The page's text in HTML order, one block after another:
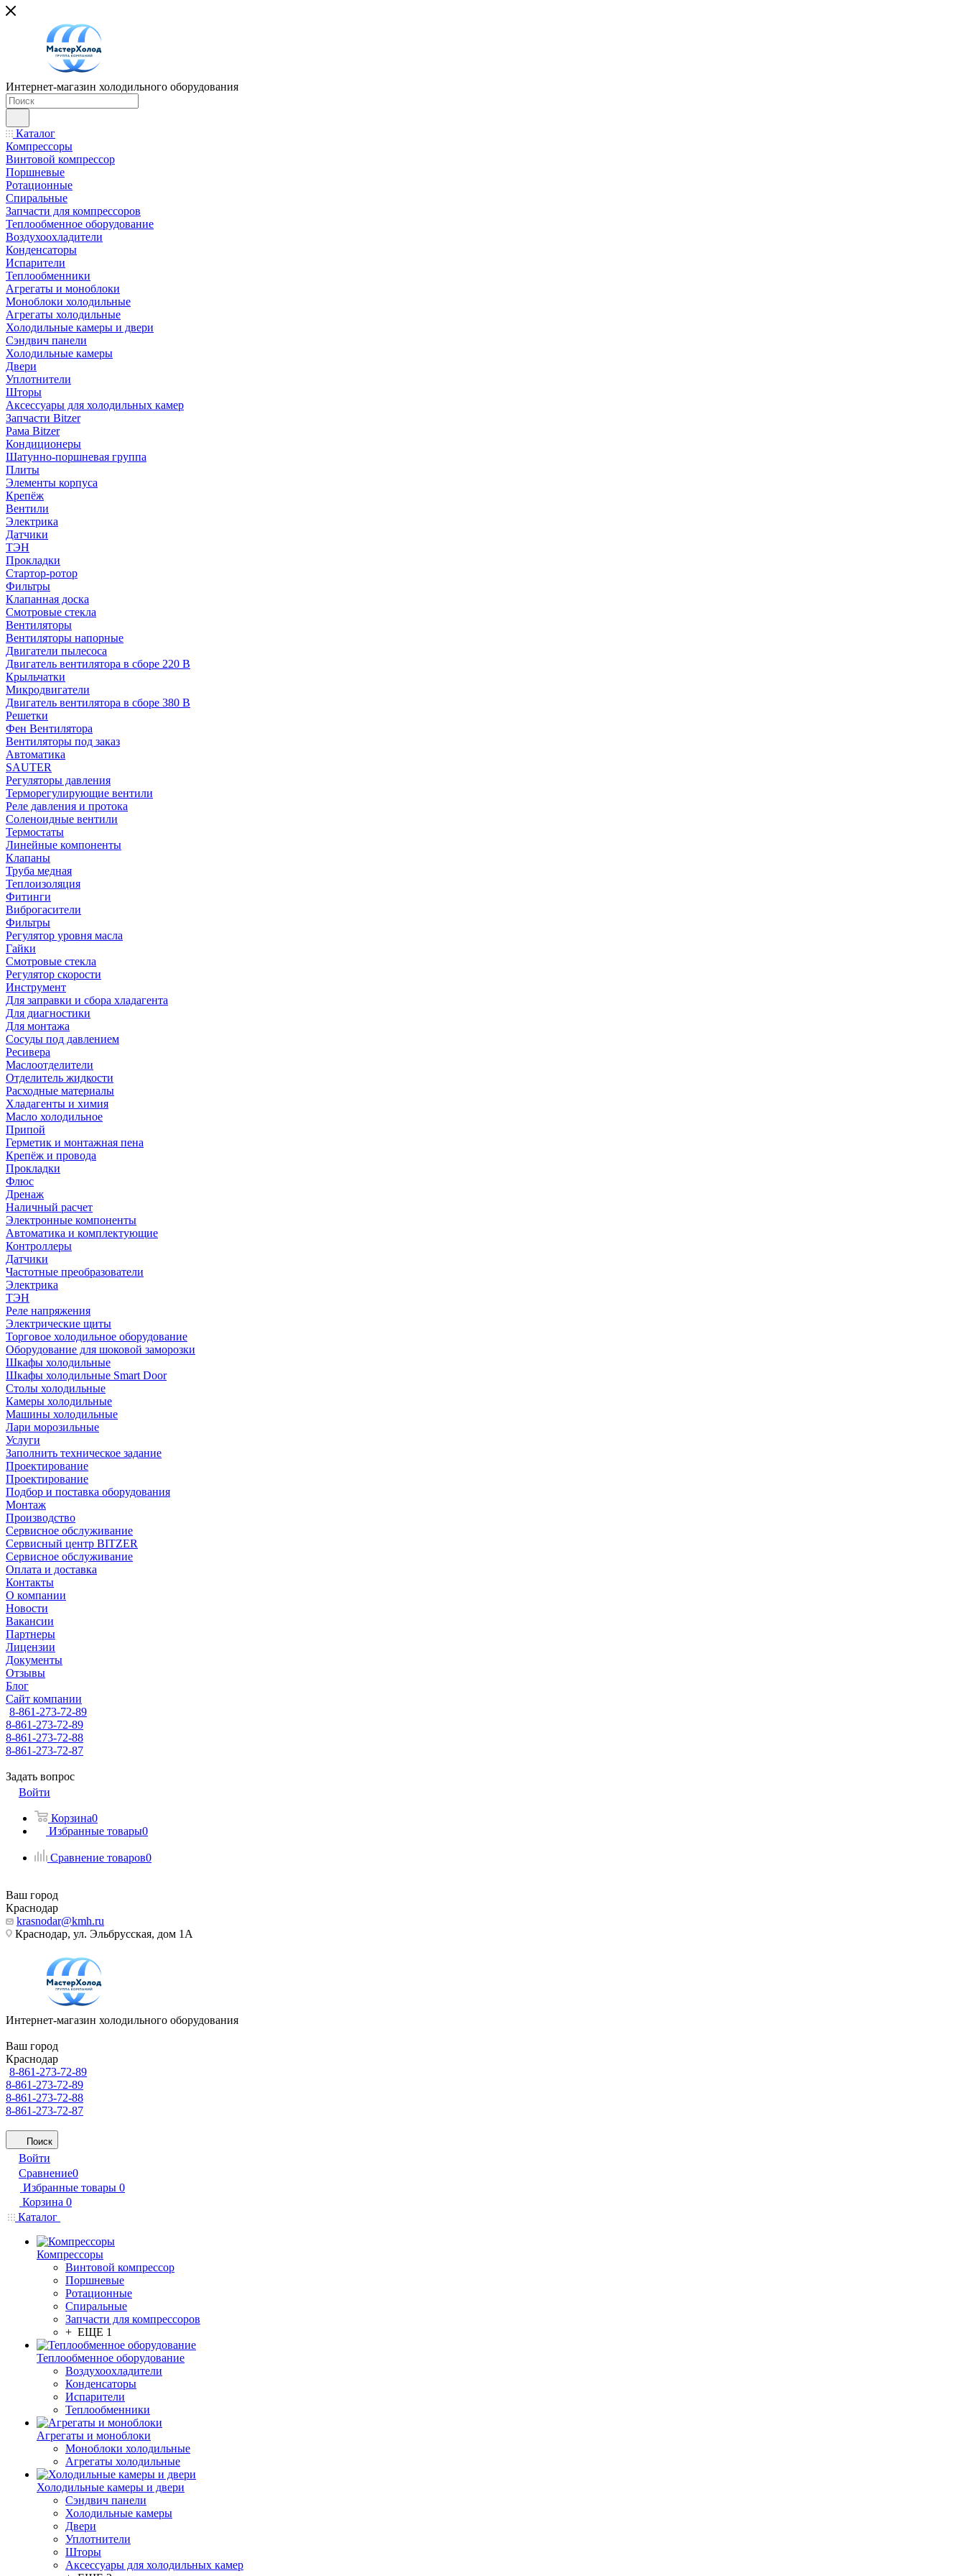
Интернет-магазин холодильного оборудования
Каталог
Компрессоры
Винтовой компрессор
Поршневые
Ротационные
Спиральные
Запчасти для компрессоров
Теплообменное оборудование
Воздухоохладители
Конденсаторы
Испарители
Теплообменники
Агрегаты и моноблоки
Моноблоки холодильные
Агрегаты холодильные
Холодильные камеры и двери
Сэндвич панели
Холодильные камеры
Двери
Уплотнители
Шторы
Аксессуары для холодильных камер
Запчасти Bitzer
Рама Bitzer
Кондиционеры
Шатунно-поршневая группа
Плиты
Элементы корпуса
Крепёж
Вентили
Электрика
Датчики
ТЭН
Прокладки
Стартор-ротор
Фильтры
Клапанная доска
Смотровые стекла
Вентиляторы
Вентиляторы напорные
Двигатели пылесоса
Двигатель вентилятора в сборе 220 В
Крыльчатки
Микродвигатели
Двигатель вентилятора в сборе 380 В
Решетки
Фен Вентилятора
Вентиляторы под заказ
Автоматика
SAUTER
Регуляторы давления
Терморегулирующие вентили
Реле давления и протока
Соленоидные вентили
Термостаты
Линейные компоненты
Клапаны
Труба медная
Теплоизоляция
Фитинги
Виброгасители
Фильтры
Регулятор уровня масла
Гайки
Смотровые стекла
Регулятор скорости
Инструмент
Для заправки и сбора хладагента
Для диагностики
Для монтажа
Сосуды под давлением
Ресивера
Маслоотделители
Отделитель жидкости
Расходные материалы
Хладагенты и химия
Масло холодильное
Припой
Герметик и монтажная пена
Крепёж и провода
Прокладки
Флюс
Дренаж
Наличный расчет
Электронные компоненты
Автоматика и комплектующие
Контроллеры
Датчики
Частотные преобразователи
Электрика
ТЭН
Реле напряжения
Электрические щиты
Торговое холодильное оборудование
Оборудование для шоковой заморозки
Шкафы холодильные
Шкафы холодильные Smart Door
Столы холодильные
Камеры холодильные
Машины холодильные
Лари морозильные
Услуги
Заполнить техническое задание
Проектирование
Проектирование
Подбор и поставка оборудования
Монтаж
Производство
Сервисное обслуживание
Сервисный центр BITZER
Сервисное обслуживание
Оплата и доставка
Контакты
О компании
Новости
Вакансии
Партнеры
Лицензии
Документы
Отзывы
Блог
Сайт компании
8-861-273-72-89
8-861-273-72-89
8-861-273-72-88
8-861-273-72-87
Задать вопрос
Войти
Корзина0
Избранные товары0
Сравнение товаров0
Ваш город
Краснодар
krasnodar@kmh.ru
Краснодар, ул. Эльбрусская, дом 1А
Интернет-магазин холодильного оборудования
Ваш город
Краснодар
8-861-273-72-89
8-861-273-72-89
8-861-273-72-88
8-861-273-72-87
Поиск
Войти
Сравнение0
Избранные товары 0
Корзина 0
Каталог
Компрессоры
Винтовой компрессор
Поршневые
Ротационные
Спиральные
Запчасти для компрессоров
+ ЕЩЕ 1
Теплообменное оборудование
Воздухоохладители
Конденсаторы
Испарители
Теплообменники
Агрегаты и моноблоки
Моноблоки холодильные
Агрегаты холодильные
Холодильные камеры и двери
Сэндвич панели
Холодильные камеры
Двери
Уплотнители
Шторы
Аксессуары для холодильных камер